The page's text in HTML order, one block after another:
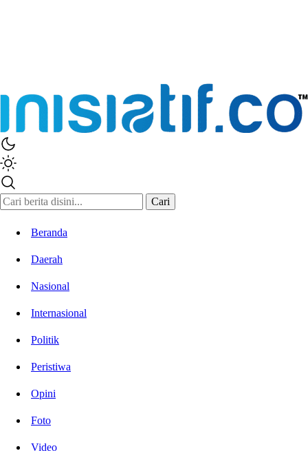
Inisiatif.co
Stay Connected Stay Informed
Cari
Beranda
Daerah
Nasional
Internasional
Politik
Peristiwa
Opini
Foto
Video